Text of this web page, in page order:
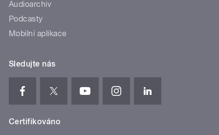
Audioarchiv
Podcasty
Mobilní aplikace
Sledujte nás
Certifikováno